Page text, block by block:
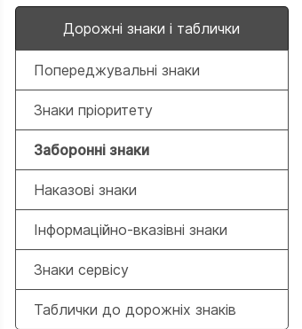
Дорожні знаки і таблички
Попереджувальні знаки
Знаки пріоритету
Заборонні знаки
Наказові знаки
Інформаційно-вказівні знаки
Знаки сервісу
Таблички до дорожніх знаків